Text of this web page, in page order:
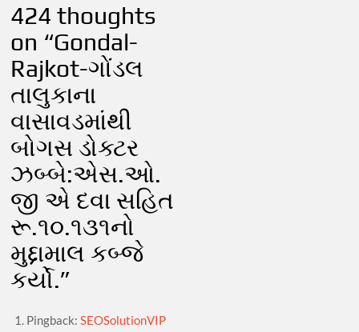
424 thoughts
on “Gondal-
Rajkot-ગોંડલ
તાલુકાના
વાસાવડમાંથી
બોગસ ડોક્ટર
ઝબ્બે:એસ.ઓ.
જી એ દવા સહિત
રૂ.૧૦.૧૩૧નો
મુદ્દામાલ કબ્જે
કર્યો.”
Pingback:SEOSolutionVIP